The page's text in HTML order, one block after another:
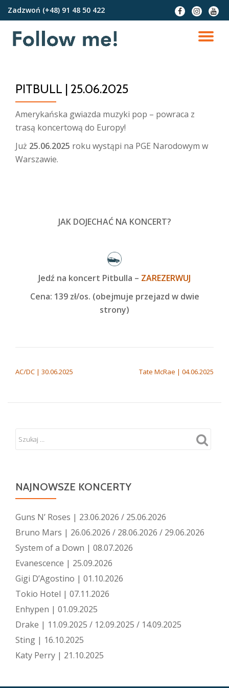
treści
Zadzwoń (+48) 91 48 50 422
fa-
facebook
fa-
instagram
fa-
PITBULL | 25.06.2025
Amerykańska gwiazda muzyki pop – powraca z
trasą koncertową do Europy!
Już 25.06.2025 roku wystąpi na PGE Narodowym w
Warszawie.
JAK DOJECHAĆ NA KONCERT?
Jedź na koncert Pitbulla – ZAREZERWUJ
Cena: 139 zł/os. (obejmuje przejazd w dwie
strony)
AC/DC | 30.06.2025 Tate McRae | 04.06.2025
NAJNOWSZE KONCERTY
Guns N’ Roses | 23.06.2026 / 25.06.2026
Bruno Mars | 26.06.2026 / 28.06.2026 / 29.06.2026
System of a Down | 08.07.2026
Evanescence | 25.09.2026
Gigi D’Agostino | 01.10.2026
Tokio Hotel | 07.11.2026
Enhypen | 01.09.2025
Drake | 11.09.2025 / 12.09.2025 / 14.09.2025
Sting | 16.10.2025
Katy Perry | 21.10.2025